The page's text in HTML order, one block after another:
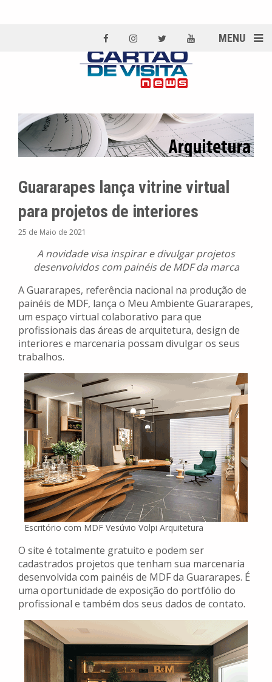
MENU
Guararapes lança vitrine virtual
para projetos de interiores
25 de Maio de 2021
A novidade visa inspirar e divulgar projetos
desenvolvidos com painéis de MDF da marca
A Guararapes, referência nacional na produção de
painéis de MDF, lança o Meu Ambiente Guararapes,
um espaço virtual colaborativo para que
profissionais das áreas de arquitetura, design de
interiores e marcenaria possam divulgar os seus
trabalhos.
Escritório com MDF Vesúvio Volpi Arquitetura
O site é totalmente gratuito e podem ser
cadastrados projetos que tenham sua marcenaria
desenvolvida com painéis de MDF da Guararapes. É
uma oportunidade de exposição do portfólio do
profissional e também dos seus dados de contato.